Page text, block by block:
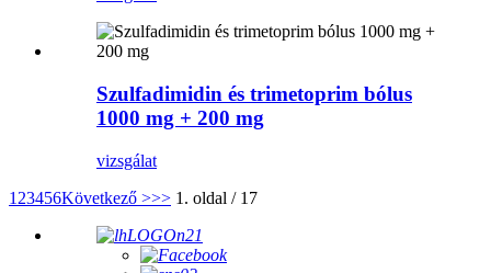
Szulfadimidin és trimetoprim bólus
1000 mg + 200 mg
vizsgálat
1 23456Következő >>> 1. oldal / 17